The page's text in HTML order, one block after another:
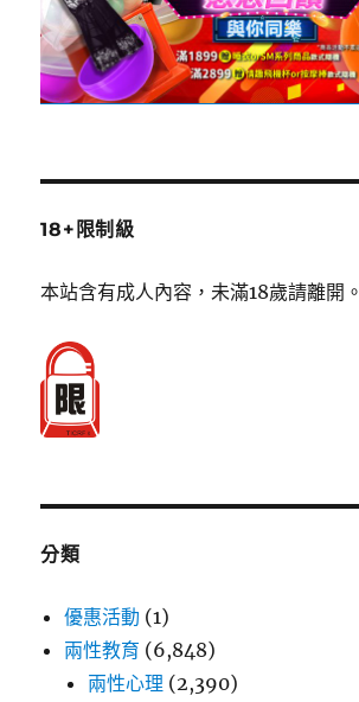
18+限制級
本站含有成人內容，未滿18歲請離開。
分類
優惠活動 (1)
兩性教育 (6,848)
兩性心理 (2,390)